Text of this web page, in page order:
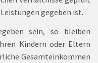
gegeben ist.
sein, so bleiben
Kindern oder Eltern
Gesamteinkommen